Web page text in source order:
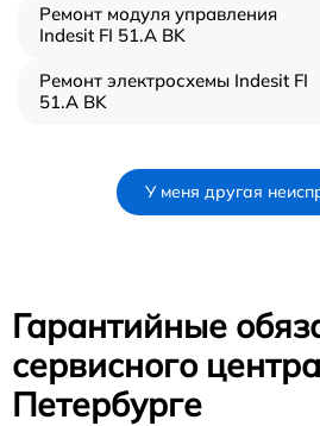
Ремонт модуля управления
Indesit FI 51.A BK
Ремонт электросхемы Indesit FI
51.A BK
У меня другая
Гарантийные
сервисного
Петербурге